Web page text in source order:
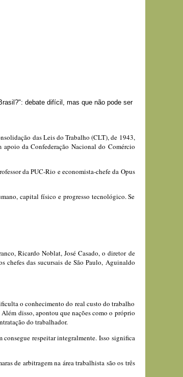
debate difícil, mas que não pode ser
das Leis do Trabalho (CLT), de 1943,
da Confederação Nacional do Comércio
da PUC-Rio e economista-chefe da Opus
capital físico e progresso tecnológico. Se
Ricardo Noblat, José Casado, o diretor de
das sucursais de São Paulo, Aguinaldo
o conhecimento do real custo do trabalho
disso, apontou que nações como o próprio
do trabalhador.
respeitar integralmente. Isso significa
de arbitragem na área trabalhista são os três